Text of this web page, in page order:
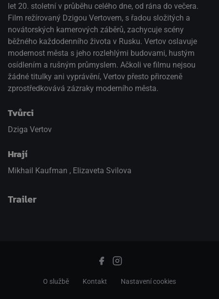
let 20. stoletní v průběhu celého dne, od rána do večera.
Film režírovaný Dzigou Vertovem, s řadou složitých a
novátorských kamerových záběrů, zachycuje scény
běžného každodenního života v Rusku. Vertov oslavuje
modernost města s jeho rozlehlými budovami, hustým
osídlením a rušným průmyslem. Ačkoli ve filmu nejsou
žádné titulky ani vyprávění, Vertov přesto přirozeně
zprostředkovává zázraky moderního města.
Tvůrci
Dziga Vertov
Hrají
Mikhail Kaufman , Elizaveta Svilova
Trailer
přepnout na HTML5 přehrávač
O službě Kontakt Nastavení cookies